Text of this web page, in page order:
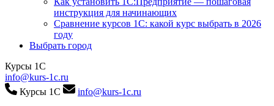
инструкция для начинающих
Сравнение курсов 1С: какой курс выбрать в 2026
году
Выбрать город
Курсы 1С
info@kurs-1c.ru
Курсы 1С
info@kurs-1c.ru